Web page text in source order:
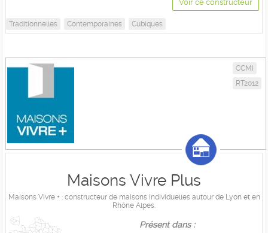
Voir ce constructeur
Traditionnelles Contemporaines Cubiques
CCMI
RT2012
Maisons Vivre Plus
Maisons Vivre + : constructeur de maisons individuelles autour de Lyon et en
Rhône Alpes.
Présent dans :